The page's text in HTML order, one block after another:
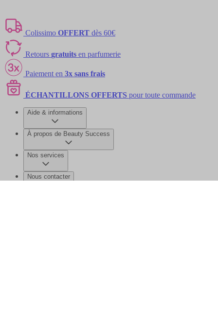
Colissimo OFFERT dès 60€
Retours gratuits en parfumerie
Paiement en 3x sans frais
ÉCHANTILLONS OFFERTS pour toute commande
Aide & informations
À propos de Beauty Success
Nos services
Nous contacter